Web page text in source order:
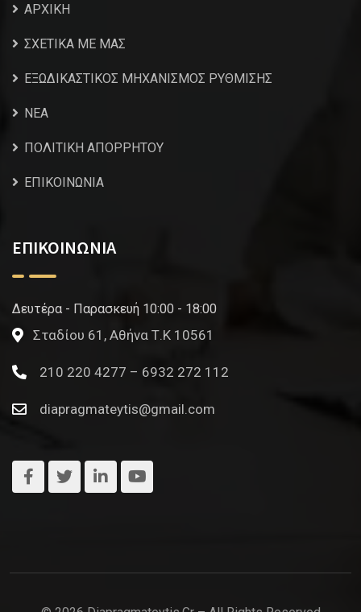
ΑΡΧΙΚΗ
ΣΧΕΤΙΚΑ ΜΕ ΜΑΣ
ΕΞΩΔΙΚΑΣΤΙΚΟΣ ΜΗΧΑΝΙΣΜΟΣ ΡΥΘΜΙΣΗΣ
NEA
ΠΟΛΙΤΙΚΗ ΑΠΟΡΡΗΤΟΥ
ΕΠΙΚΟΙΝΩΝΙΑ
ΕΠΙΚΟΙΝΩΝΙΑ
Δευτέρα - Παρασκευή 10:00 - 18:00
Σταδίου 61, Αθήνα Τ.Κ 10561
210 220 4277 – 6932 272 112
diapragmateytis@gmail.com